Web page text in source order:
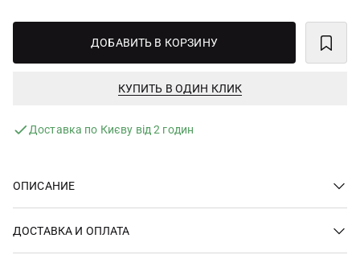
ДОБАВИТЬ В КОРЗИНУ
КУПИТЬ В ОДИН КЛИК
Доставка по Києву від 2 годин
ОПИСАНИЕ
ДОСТАВКА И ОПЛАТА